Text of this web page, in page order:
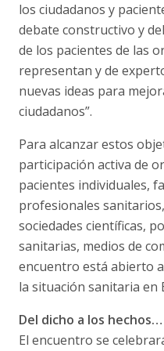
los ciudadanos y
debate constructivo y
de los pacientes de las
representan y de
nuevas ideas para
ciudadanos”.
Para alcanzar estos
participación activa de
pacientes individuales,
profesionales
sociedades científicas,
sanitarias, medios de
encuentro está abierto
la situación sanitaria en
Del dicho a los hechos…
El encuentro se